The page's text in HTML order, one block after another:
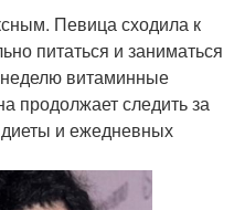
Певица сходила к
питаться и заниматься
витаминные
продолжает следить за
и ежедневных